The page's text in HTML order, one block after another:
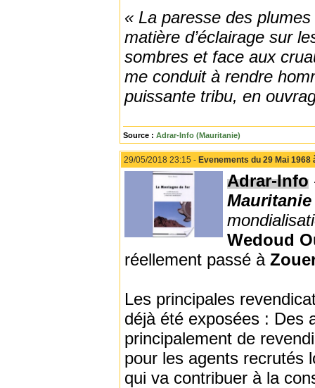
« La paresse des
matière d’éclairage sur
sombres et face aux
me conduit à rendre
puissante tribu, en
Source : Adrar-Info (Mauritanie)
29/05/2018 23:15 - Evenements du 29 Mai
Adrar-Info
Mauritanie
Wedoud
réellement passé à
Les principales
déjà été exposées : Des
principalement de
pour les agents recrutés
qui va contribuer à la